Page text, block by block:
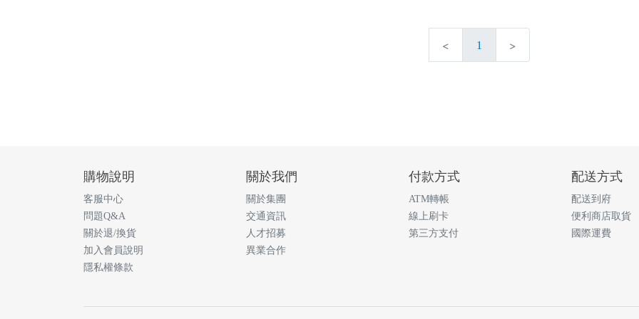
1
購物說明
客服中心
問題Q&A
關於退/換貨
加入會員說明
隱私權條款
關於我們
關於集團
交通資訊
人才招募
異業合作
付款方式
ATM轉帳
線上刷卡
第三方支付
配送方式
配送到府
便利商店取貨
國際運費